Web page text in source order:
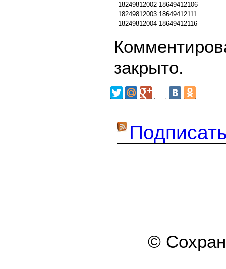
18249812002 18649412106
18249812003 18649412111
18249812004 18649412116
закрыто.
©